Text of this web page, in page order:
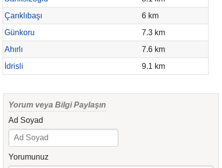
Çarıklıbaşı
6 km
Günkoru
7.3 km
Ahırlı
7.6 km
İdrisli
9.1 km
Yorum veya Bilgi Paylaşın
Ad Soyad
Yorumunuz